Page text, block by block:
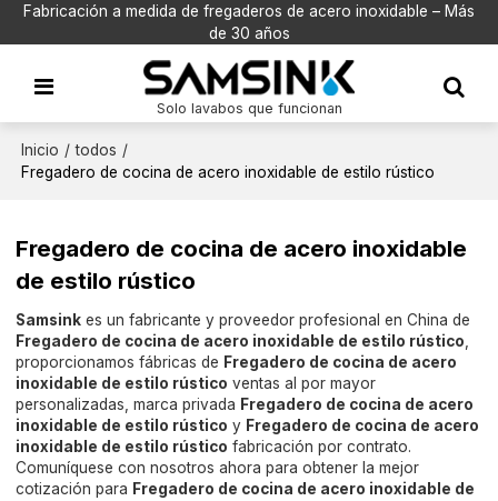
Fabricación a medida de fregaderos de acero inoxidable – Más
de 30 años
Solo lavabos que funcionan
Inicio / todos /
Fregadero de cocina de acero inoxidable de estilo rústico
Fregadero de cocina de acero inoxidable
de estilo rústico
Samsink es un fabricante y proveedor profesional en China de
Fregadero de cocina de acero inoxidable de estilo rústico
proporcionamos fábricas de Fregadero de cocina de acero
inoxidable de estilo rústico ventas al por mayor
personalizadas, marca privada Fregadero de cocina de acero
inoxidable de estilo rústico y Fregadero de cocina de acero
inoxidable de estilo rústico fabricación por contrato.
Comuníquese con nosotros ahora para obtener la mejor
cotización para Fregadero de cocina de acero inoxidable de